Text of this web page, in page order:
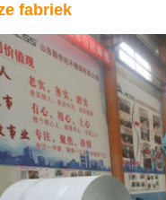
fabriek